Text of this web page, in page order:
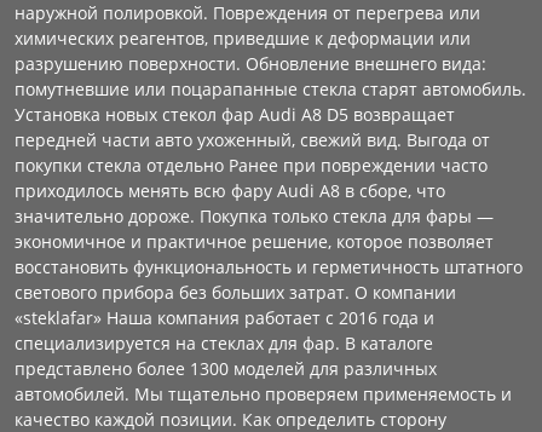
наружной полировкой. Повреждения от перегрева или
химических реагентов, приведшие к деформации или
разрушению поверхности. Обновление внешнего вида:
помутневшие или поцарапанные стекла старят автомобиль.
Установка новых стекол фар Audi A8 D5 возвращает
передней части авто ухоженный, свежий вид. Выгода от
покупки стекла отдельно Ранее при повреждении часто
приходилось менять всю фару Audi A8 в сборе, что
значительно дороже. Покупка только стекла для фары —
экономичное и практичное решение, которое позволяет
восстановить функциональность и герметичность штатного
светового прибора без больших затрат. О компании
«steklafar» Наша компания работает с 2016 года и
специализируется на стеклах для фар. В каталоге
представлено более 1300 моделей для различных
автомобилей. Мы тщательно проверяем применяемость и
качество каждой позиции. Как определить сторону